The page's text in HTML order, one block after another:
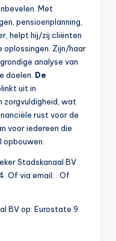
Met
pensioenplanning,
helpt hij/zij cliënten
Zijn/haar
analyse van
doelen. De
uit in
zorgvuldigheid, wat
rust voor de
voor iedereen die
Stadskanaal BV
Of via email:
. Of
BV op: Eurostate 9